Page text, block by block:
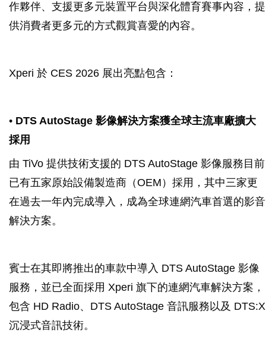
作夥伴、支援更多元裝置平台與深化體育賽事內容，提
供消費者更多元的方式觀賞喜愛的內容。
Xperi 於 CES 2026 展出亮點包含：
• DTS AutoStage 影像解決方案獲全球主流車廠擴大
採用
由 TiVo 提供技術支援的 DTS AutoStage 影像服務目前
已有五家原始設備製造商（OEM）採用，其中三家更
在過去一年內完成導入，成為全球連網汽車首選的影音
解決方案。
賓士在其即將推出的車款中導入 DTS AutoStage 影像
服務，並已全面採用 Xperi 旗下的連網汽車解決方案，
包含 HD Radio、DTS AutoStage 音訊服務以及 DTS:X
沉浸式音訊技術。